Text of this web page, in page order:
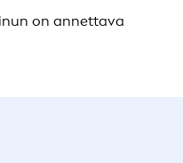
on annettava